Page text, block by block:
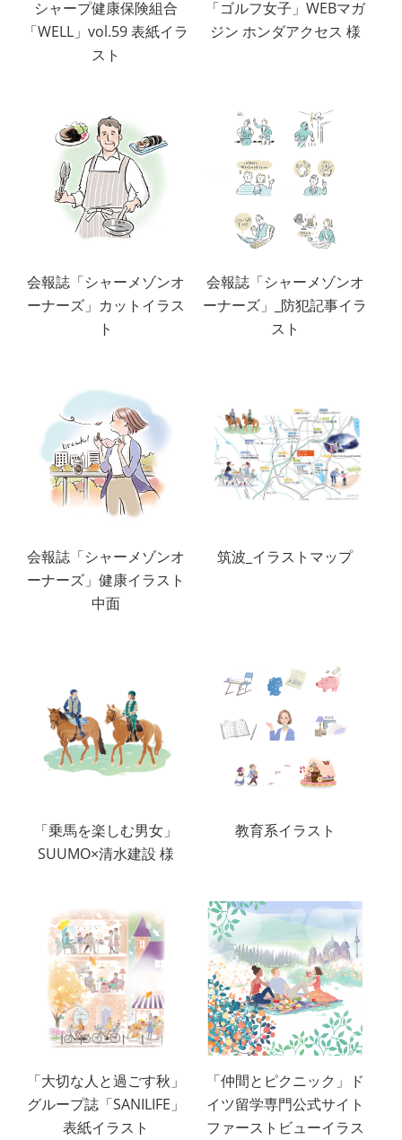
シャープ健康保険組合
「WELL」vol.59 表紙イラ
スト
「ゴルフ女子」WEBマガ
ジン ホンダアクセス 様
会報誌「シャーメゾンオ
ーナーズ」カットイラス
ト
会報誌「シャーメゾンオ
ーナーズ」_防犯記事イラ
スト
会報誌「シャーメゾンオ
ーナーズ」健康イラスト
中面
筑波_イラストマップ
「乗馬を楽しむ男女」
SUUMO×清水建設 様
教育系イラスト
「大切な人と過ごす秋」
グループ誌「SANILIFE」
表紙イラスト
「仲間とピクニック」ド
イツ留学専門公式サイト
ファーストビューイラス